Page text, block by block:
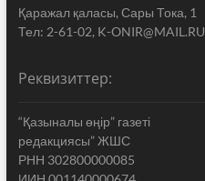
Қаражал қаласы, Сары Тока, 1
Тел: 2-61-02, K-ONIR@MAIL.RU
Реквизиттер:
“Қазыналы өңір” газеті
редакциясы” ЖШС
РНН 302800000085